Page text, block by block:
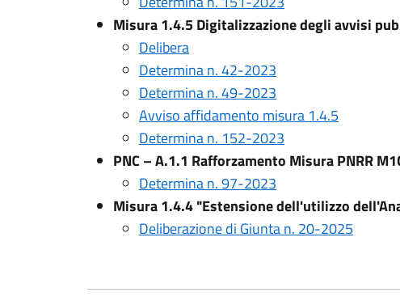
Misura 1.4.5 Digitalizzazione degli avvisi
Delibera
Determina n. 42-2023
Determina n. 49-2023
Avviso affidamento misura 1.4.5
Determina n. 152-2023
PNC – A.1.1 Rafforzamento Misura PNRR
Determina n. 97-2023
Misura 1.4.4 "Estensione dell'utilizzo
Deliberazione di Giunta n. 20-2025